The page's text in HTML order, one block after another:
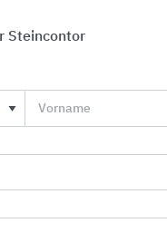
mit
Pflasterklinkern
Steincontor
Vorname